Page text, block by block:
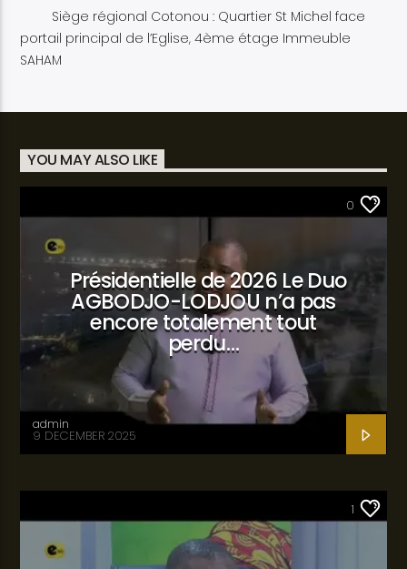
Siège régional Cotonou : Quartier St Michel face
portail principal de l’Eglise, 4ème étage Immeuble
SAHAM
YOU MAY ALSO LIKE
0
Présidentielle de 2026 Le Duo
AGBODJO-LODJOU n’a pas
encore totalement tout
perdu…
admin
9 DECEMBER 2025
1